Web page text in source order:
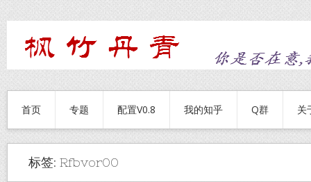
首页 专题 配置V0.8 我的知乎 Q群 关
标签: Rfbvor00